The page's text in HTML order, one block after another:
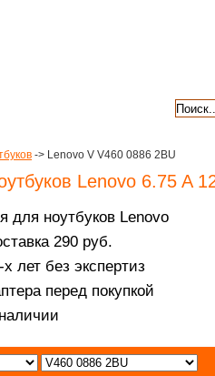
-> Lenovo V V460 0886 2BU
Lenovo 6.75 A
для ноутбуков Lenovo
290 руб.
лет без экспертиз
перед покупкой